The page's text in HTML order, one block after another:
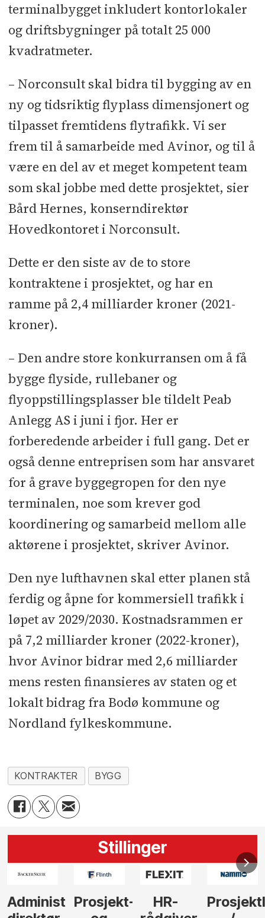
terminalbygget inkludert kontorlokaler
og driftsbygninger på totalt 25 000
kvadratmeter.
– Norconsult skal bidra til bygging av en
ny og tidsriktig flyplass dimensjonert og
tilpasset fremtidens flytrafikk. Vi ser
frem til å samarbeide med Avinor, og til å
være en del av et meget kompetent team
som skal jobbe med dette prosjektet, sier
Bård Hernes, konserndirektør
Hovedkontoret i Norconsult.
Dette er den siste av de to store
kontraktene i prosjektet, og har en
ramme på 2,4 milliarder kroner (2021-
kroner).
– Den andre store konkurransen om å få
bygge flyside, rullebaner og
flyoppstillingsplasser ble tildelt Peab
Anlegg AS i juni i fjor. Her er
forberedende arbeider i full gang. Det er
også denne entreprisen som har ansvaret
for å grave byggegropen for den nye
terminalen, noe som krever god
koordinering og samarbeid mellom alle
aktørene i prosjektet, skriver Avinor.
Den nye lufthavnen skal etter planen stå
ferdig og åpne for kommersiell trafikk i
løpet av 2029/2030. Kostnadsrammen er
på 7,2 milliarder kroner (2022-kroner),
hvor Avinor bidrar med 2,6 milliarder
mens resten finansieres av staten og et
lokalt bidrag fra Bodø kommune og
Nordland fylkeskommune.
KONTRAKTER BYGG
Stillinger
HR-
ProsjektlederVi
Anlegg